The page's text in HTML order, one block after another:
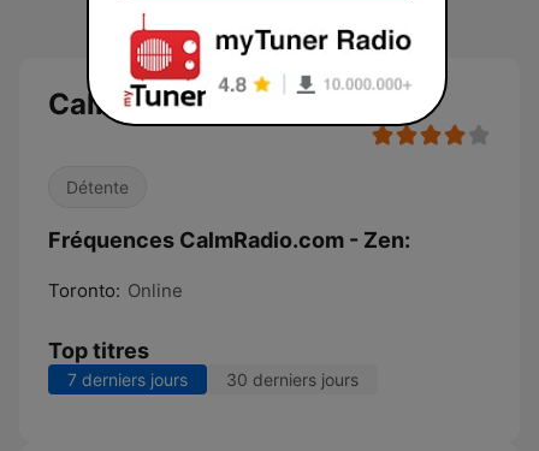
CalmRadio.com - Zen
Détente
Fréquences CalmRadio.com - Zen:
Toronto: Online
Top titres
7 derniers jours 30 derniers jours